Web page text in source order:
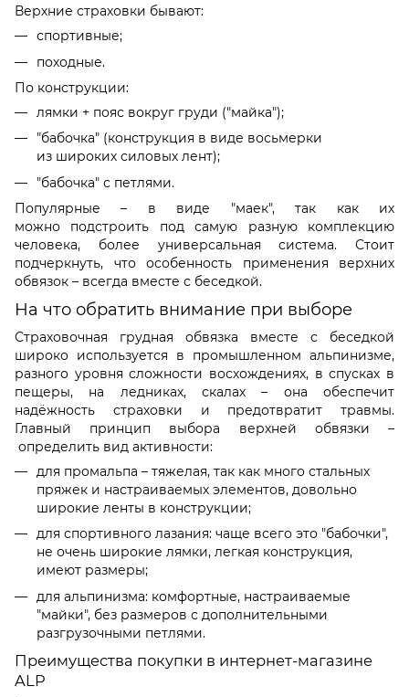
Верхние страховки бывают:
спортивные;
походные.
По конструкции:
лямки + пояс вокруг груди ("майка");
"бабочка" (конструкция в виде восьмерки
из широких силовых лент);
"бабочка" с петлями.
Популярные– в виде "маек", так как их
можно подстроить под самую разную комплекцию
человека, более универсальная система. Стоит
подчеркнуть, что особенность применения верхних
обвязок – всегда вместе с беседкой.
На что обратить внимание при выборе
Страховочная грудная обвязка вместе с беседкой
широко используется в промышленном альпинизме,
разного уровня сложности восхождениях, в спусках в
пещеры, на ледниках, скалах – она обеспечит
надёжность страховки и предотвратит травмы.
Главный принцип выбора верхней обвязки –
определить вид активности:
для промальпа – тяжелая, так как много стальных
пряжек и настраиваемых элементов, довольно
широкие ленты в конструкции;
для спортивного лазания: чаще всего это "бабочки",
не очень широкие лямки, легкая конструкция,
имеют размеры;
для альпинизма: комфортные, настраиваемые
"майки", без размеров с дополнительными
разгрузочными петлями.
Преимущества покупки в интернет-магазине
ALP